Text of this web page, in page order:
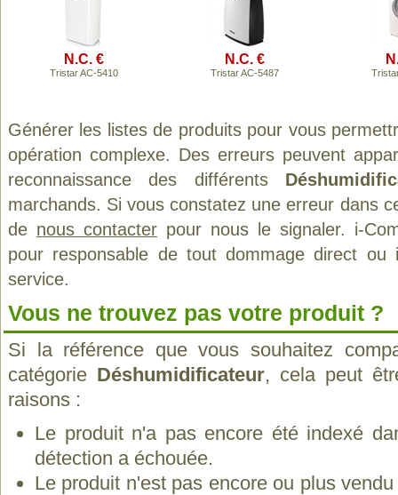
N.C. €
Tristar AC-5410
N.C. €
Tristar AC-5487
Générer les listes de produits pour vous
opération complexe. Des erreurs peuvent
reconnaissance des différents
marchands. Si vous constatez une erreur dans
de nous contacter pour nous le signaler. i-
pour responsable de tout dommage direct
service.
Vous ne trouvez pas votre produit ?
Si la référence que vous souhaitez
catégorie Déshumidificateur, cela peut
raisons :
Le produit n'a pas encore été indexé
détection a échouée.
Le produit n'est pas encore ou plus